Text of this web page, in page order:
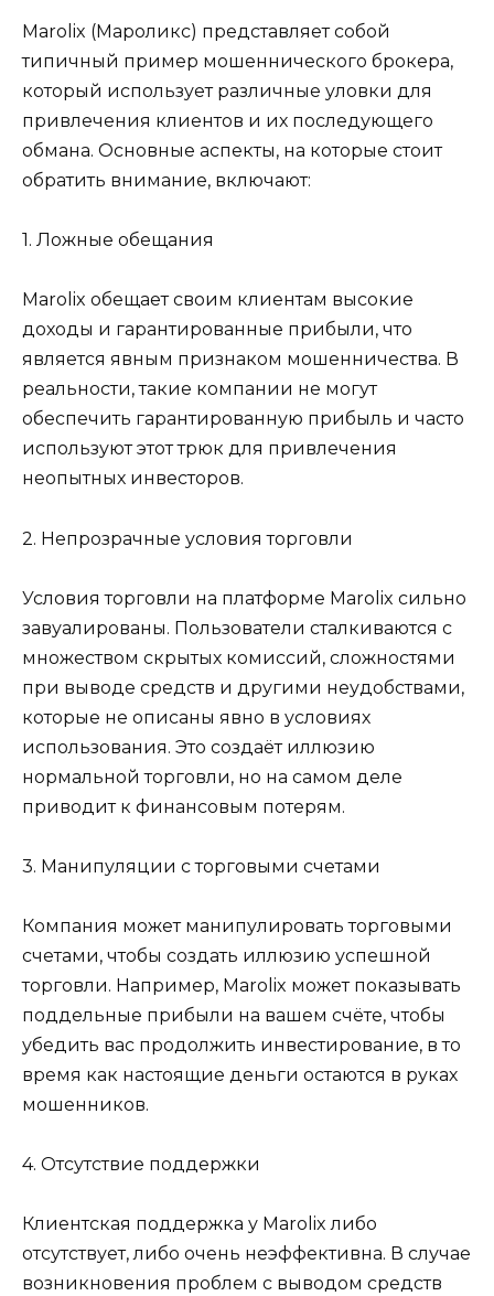
Marolix (Мароликс) представляет собой
типичный пример мошеннического брокера,
который использует различные уловки для
привлечения клиентов и их последующего
обмана. Основные аспекты, на которые стоит
обратить внимание, включают:
1. Ложные обещания
Marolix обещает своим клиентам высокие
доходы и гарантированные прибыли, что
является явным признаком мошенничества. В
реальности, такие компании не могут
обеспечить гарантированную прибыль и часто
используют этот трюк для привлечения
неопытных инвесторов.
2. Непрозрачные условия торговли
Условия торговли на платформе Marolix сильно
завуалированы. Пользователи сталкиваются с
множеством скрытых комиссий, сложностями
при выводе средств и другими неудобствами,
которые не описаны явно в условиях
использования. Это создаёт иллюзию
нормальной торговли, но на самом деле
приводит к финансовым потерям.
3. Манипуляции с торговыми счетами
Компания может манипулировать торговыми
счетами, чтобы создать иллюзию успешной
торговли. Например, Marolix может показывать
поддельные прибыли на вашем счёте, чтобы
убедить вас продолжить инвестирование, в то
время как настоящие деньги остаются в руках
мошенников.
4. Отсутствие поддержки
Клиентская поддержка у Marolix либо
отсутствует, либо очень неэффективна. В случае
возникновения проблем с выводом средств